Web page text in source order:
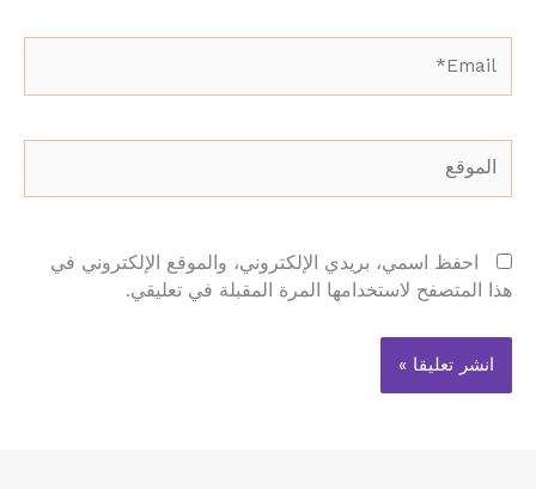
احفظ اسمي، بريدي الإلكتروني، والموقع الإلكتروني في
هذا المتصفح لاستخدامها المرة المقبلة في تعليقي.